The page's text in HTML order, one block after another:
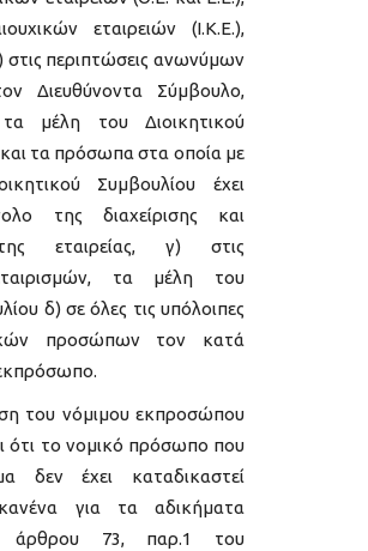
εταιρειών (Ι.Κ.Ε.),
στις περιπτώσεις ανωνύμων
Διευθύνοντα Σύμβουλο,
μέλη του Διοικητικού
τα πρόσωπα στα οποία με
Συμβουλίου έχει
της διαχείρισης και
εταιρείας, γ) στις
τα μέλη του
δ) σε όλες τις υπόλοιπες
προσώπων τον κατά
του νόμιμου εκπροσώπου
ότι το νομικό πρόσωπο που
δεν έχει καταδικαστεί
για τα αδικήματα
άρθρου 73, παρ.1 του